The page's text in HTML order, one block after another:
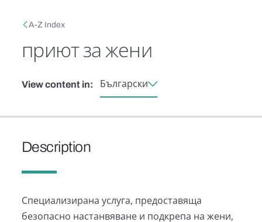
Breadcrumb
A-Z Index
приют за жени
View content in: Български
Description
Специализирана услуга, предоставяща
безопасно настанвяване и подкрепа на жени,